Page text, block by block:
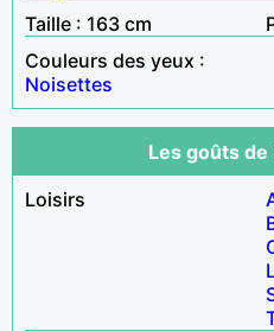
Taille : 163 cm
Couleurs des yeux :
Noisettes
Les goûts
Loisirs